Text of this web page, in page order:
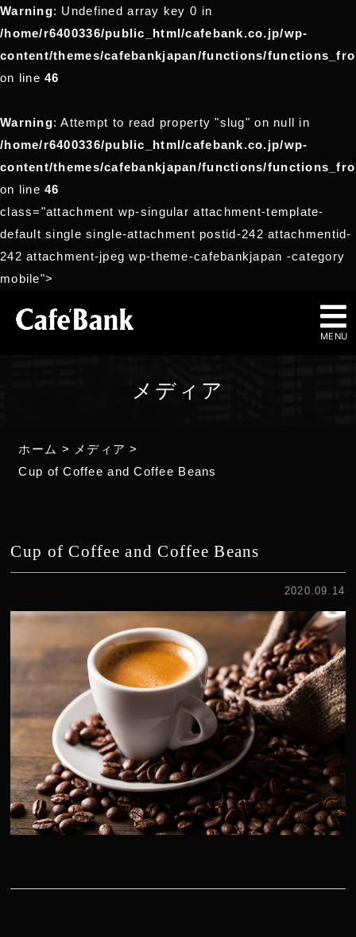
Warning: Undefined array key 0 in
/home/r6400336/public_html/cafebank.co.jp/wp-
content/themes/cafebankjapan/functions/
on line46
Warning: Attempt to read property "slug" on null in
/home/r6400336/public_html/cafebank.co.jp/wp-
content/themes/cafebankjapan/functions/
on line46
class="attachment wp-singular attachment-template-
default single single-attachment postid-242 attachmentid-
242 attachment-jpeg wp-theme-cafebankjapan -category
mobile">
MENU
メディア
ホーム > メディア >
Cup of Coffee and Coffee Beans
Cup of Coffee and Coffee Beans
2020.09.14